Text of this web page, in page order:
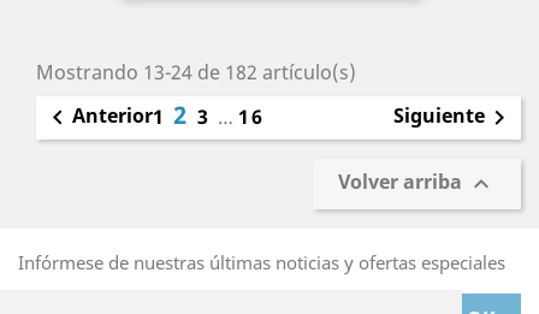
Mostrando 13-24 de 182 artículo(s)
 Anterior1 2 3 … 16 Siguiente 
Volver arriba 
Infórmese de nuestras últimas noticias y ofertas especiales